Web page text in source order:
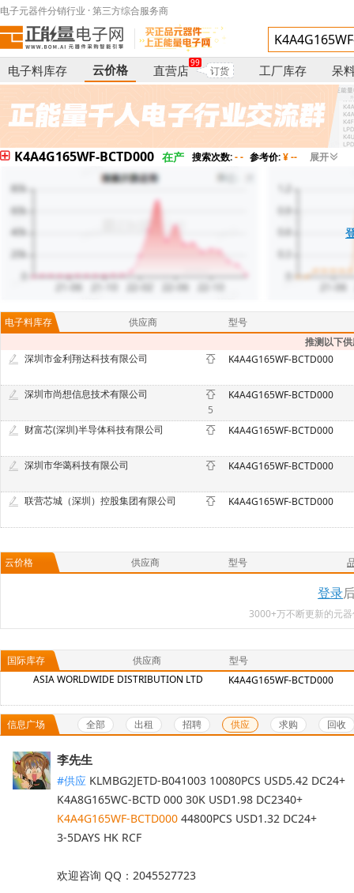
电子元器件分销行业 · 第三方综合服务商
电子料库存 云价格 直营店
99
订货 工厂库存 呆
K4A4G165WF-BCTD000 在产 搜索次数:- - 参考价:¥ -- 展开
电子料库存 供应商
型号
推测以下
深圳市金利翔达科技有限公司
K4A4G165WF-BCTD000
深圳市尚想信息技术有限公司
5
K4A4G165WF-BCTD000
财富芯(深圳)半导体科技有限公司 K4A4G165WF-BCTD000
深圳市华蔼科技有限公司 K4A4G165WF-BCTD000
联营芯城（深圳）控股集团有限公司 K4A4G165WF-BCTD000
云价格 供应商 型号
登录
3000+万不断更新的元
国际库存 供应商
型号
ASIA WORLDWIDE DISTRIBUTION LTD
K4A4G165WF-BCTD000
信息广场 全部 出租 招聘 供应 求购 回收
李先生
#供应 KLMBG2JETD-B041003 10080PCS USD5.42 DC24+
K4A4G165WF-BCTD000 44800PCS USD1.32 DC24+
3-5DAYS HK RCF
欢迎咨询 QQ：2045527723